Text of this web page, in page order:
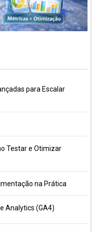
para Escalar
Testar e Otimizar
na Prática
Analytics (GA4)